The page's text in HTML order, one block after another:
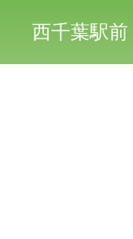
西千葉駅